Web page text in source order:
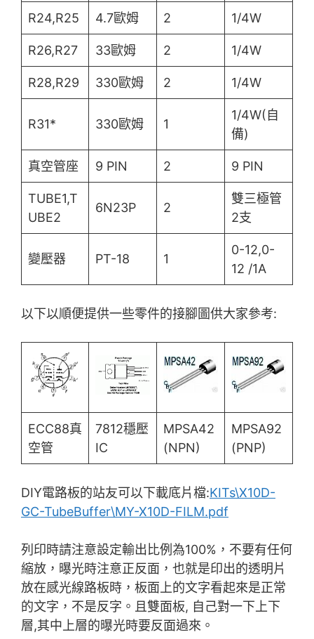
R24,R25 4.7歐姆 2 1/4W
R26,R27 33歐姆 2 1/4W
R28,R29 330歐姆 2 1/4W
R31* 330歐姆 1
1/4W(自
備)
真空管座 9 PIN 2 9 PIN
TUBE1,T
UBE2
6N23P 2
雙三極管
2支
變壓器 PT-18 1
0-12,0-
12 /1A
以下以順便提供一些零件的接腳圖供大家參考:
ECC88真
空管
7812穩壓
IC
MPSA42
(NPN)
MPSA92
(PNP)
DIY電路板的站友可以下載底片檔:KITs\X10D-
GC-TubeBuffer\MY-X10D-FILM.pdf
列印時請注意設定輸出比例為100%，不要有任何
縮放，曝光時注意正反面，也就是印出的透明片
放在感光線路板時，板面上的文字看起來是正常
的文字，不是反字。且雙面板, 自己對一下上下
層,其中上層的曝光時要反面過來。